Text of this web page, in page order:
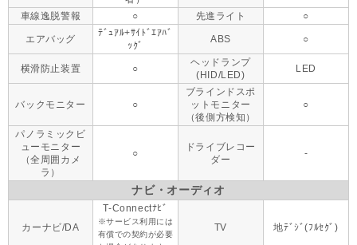
車線逸脱警報 ○ 先進ライト ○
エアバッグ
ﾃﾞｭｱﾙ+ｻｲﾄﾞｴｱﾊﾞ
ｯｸﾞ
ABS ○
横滑防止装置 ○
ヘッドランプ
(HID/LED)
LED
バックモニター ○
ブラインドスポ
ットモニター
（後側方検知）
○
パノラミックビ
ューモニター
（全周囲カメ
ラ）
○
ドライブレコー
ダー
-
ナビ・オーディオ
カーナビ/DA
T-Connectﾅﾋﾞ
※サービス利用には
有償での契約が必要
TV 地ﾃﾞｼﾞ(ﾌﾙｾｸﾞ)